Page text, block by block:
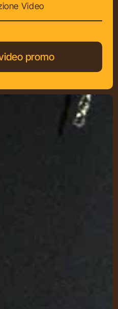
Video
promo